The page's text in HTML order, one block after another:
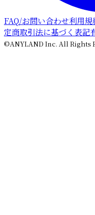
FAQ/お問い合わせ利用規
定商取引法に基づく表記
©ANYLAND Inc. All Rights